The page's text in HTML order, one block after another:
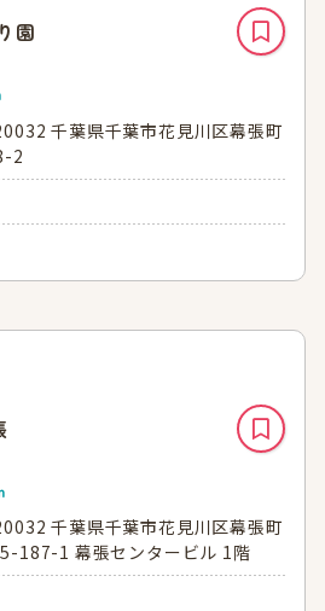
園
千葉県千葉市花見川区幕張町
2
千葉県千葉市花見川区幕張町
187-1 幕張センタービル 1階